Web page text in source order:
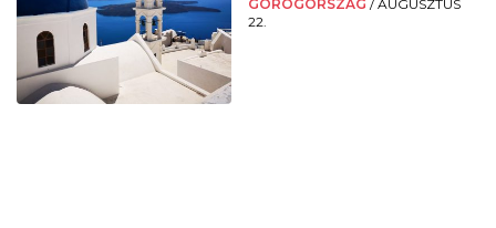
GÖRÖGORSZÁG /AUGUSZTUS
22.